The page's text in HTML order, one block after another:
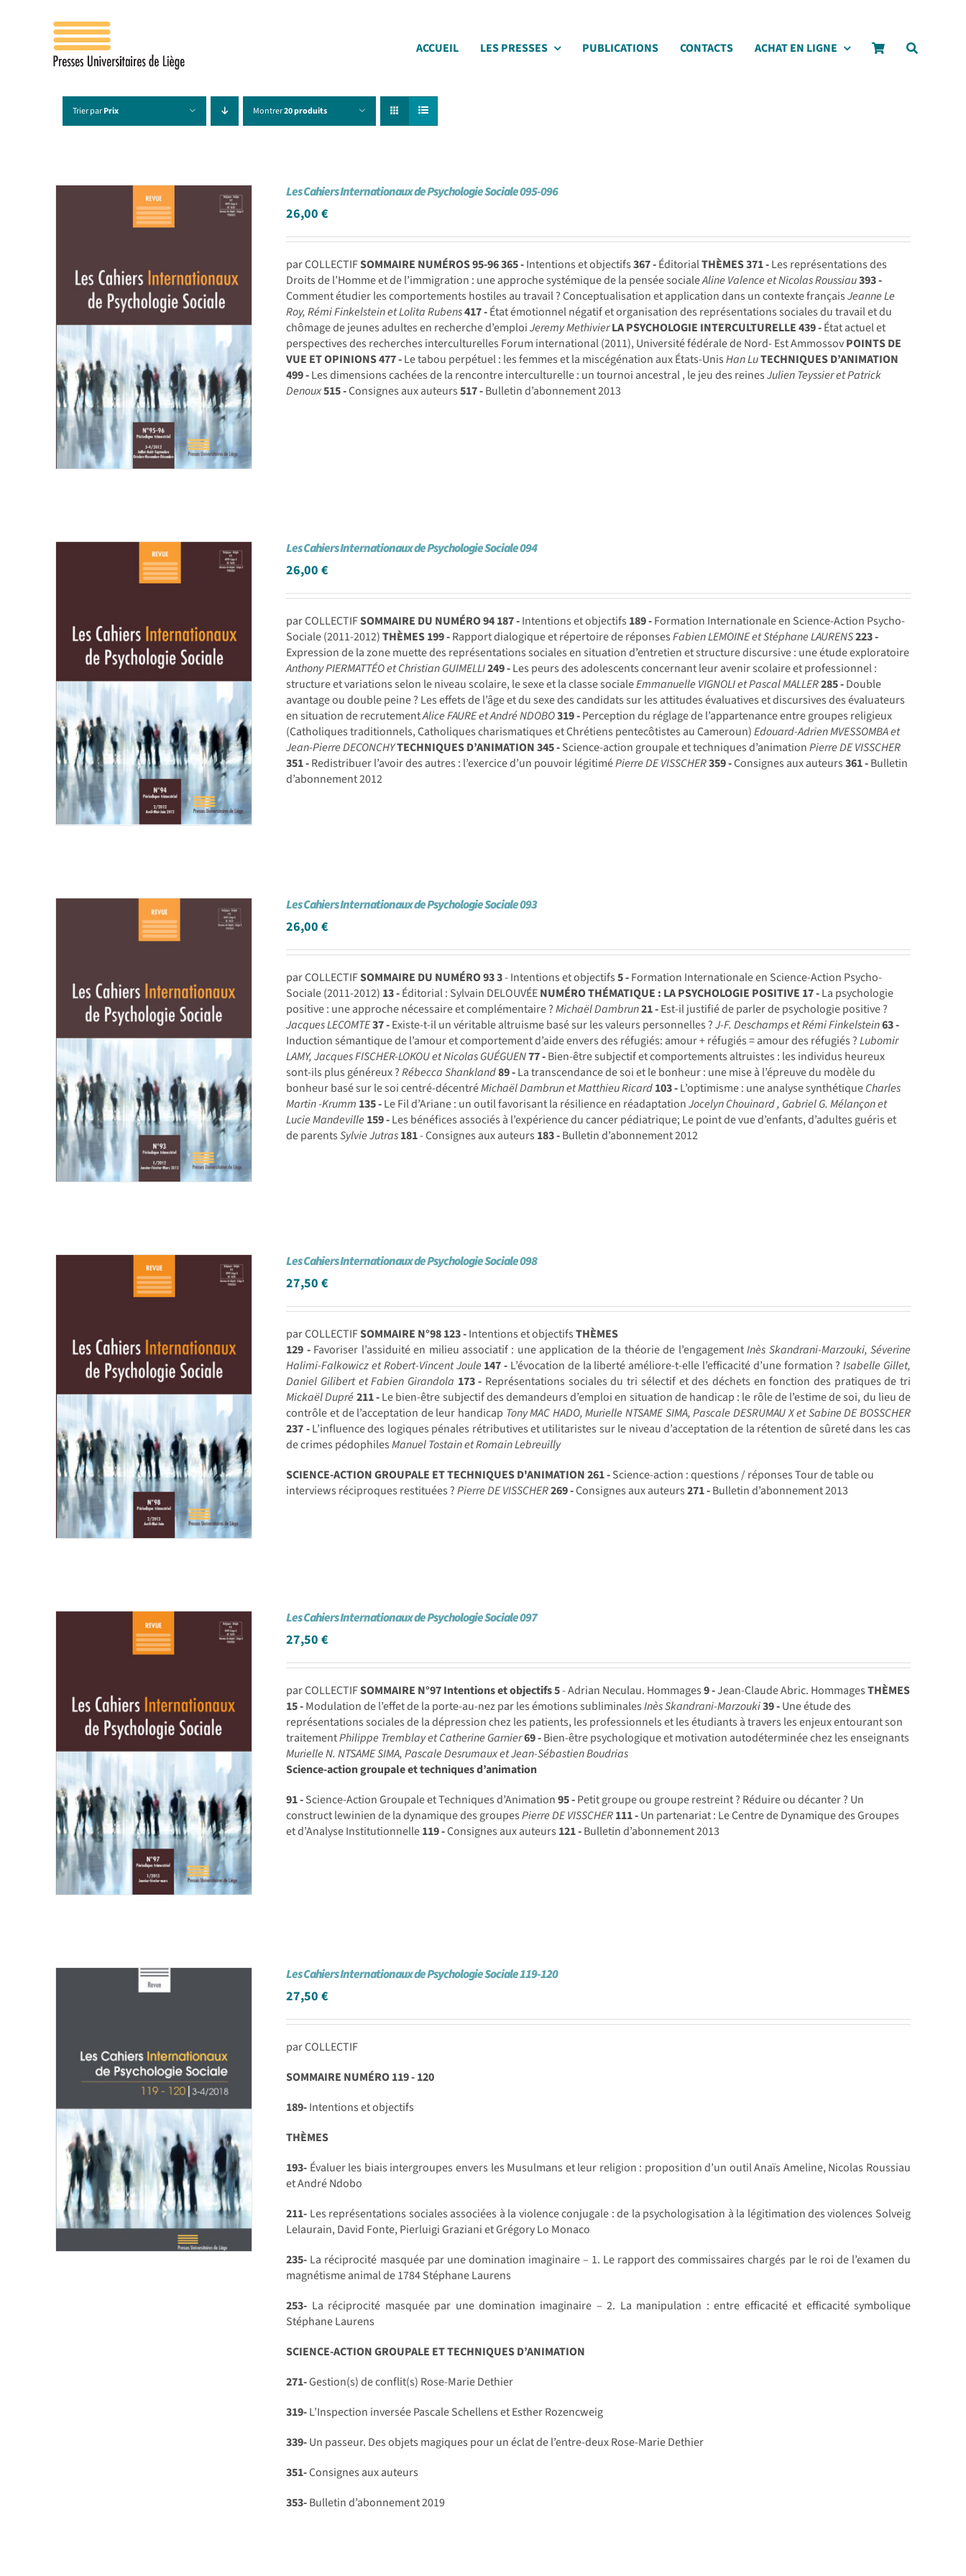
ACCUEIL LES PRESSES PUBLICATIONS CONTACTS ACHAT EN LIGNE
Trier parPrix Montrer20 produits
Les Cahiers Internationaux de Psychologie Sociale 095-096
26,00€
par COLLECTIFSOMMAIRE NUMÉROS 95-96365 -Intentions et objectifs367 -ÉditorialTHÈMES371 -Les représentations des
Droits de l’Homme et de l’immigration : une approche systémique de la pensée socialeAline Valence et Nicolas Roussiau393 -
Comment étudier les comportements hostiles au travail ? Conceptualisation et application dans un contexte françaisJeanne Le
Roy, Rémi Finkelstein et Lolita Rubens417 -État émotionnel négatif et organisation des représentations sociales du travail et du
chômage de jeunes adultes en recherche d’emploiJeremy MethivierLA PSYCHOLOGIE INTERCULTURELLE439 -État actuel et
perspectives des recherches interculturelles Forum international (2011), Université fédérale de Nord- Est AmmossovPOINTS DE
VUE ET OPINIONS477 -Le tabou perpétuel : les femmes et la miscégénation aux États-UnisHan LuTECHNIQUES D’ANIMATION
499 -Les dimensions cachées de la rencontre interculturelle : un tournoi ancestral , le jeu des reinesJulien Teyssier et Patrick
Denoux515 -Consignes aux auteurs517 -Bulletin d’abonnement 2013
Les Cahiers Internationaux de Psychologie Sociale 094
26,00€
par COLLECTIFSOMMAIRE DU NUMÉRO 94187 -Intentions et objectifs 189 -Formation Internationale en Science-Action Psycho-
Sociale (2011-2012)THÈMES199 -Rapport dialogique et répertoire de réponsesFabien LEMOINE et Stéphane LAURENS223 -
Expression de la zone muette des représentations sociales en situation d’entretien et structure discursive : une étude exploratoire
Anthony PIERMATTÉO et Christian GUIMELLI249 -Les peurs des adolescents concernant leur avenir scolaire et professionnel :
structure et variations selon le niveau scolaire, le sexe et la classe socialeEmmanuelle VIGNOLI et Pascal MALLER285 -Double
avantage ou double peine ? Les effets de l’âge et du sexe des candidats sur les attitudes évaluatives et discursives des évaluateurs
en situation de recrutementAlice FAURE et André NDOBO319 -Perception du réglage de l’appartenance entre groupes religieux
(Catholiques traditionnels, Catholiques charismatiques et Chrétiens pentecôtistes au Cameroun)Edouard-Adrien MVESSOMBA et
Jean-Pierre DECONCHYTECHNIQUES D’ANIMATION345 -Science-action groupale et techniques d’animationPierre DE VISSCHER
351 -Redistribuer l’avoir des autres : l’exercice d’un pouvoir légitiméPierre DE VISSCHER359 -Consignes aux auteurs361 -Bulletin
d’abonnement 2012
Les Cahiers Internationaux de Psychologie Sociale 093
26,00€
par COLLECTIFSOMMAIRE DU NUMÉRO 933- Intentions et objectifs5 -Formation Internationale en Science-Action Psycho-
Sociale (2011-2012) 13 -Éditorial : Sylvain DELOUVÉENUMÉRO THÉMATIQUE : LA PSYCHOLOGIE POSITIVE 17 -La psychologie
positive : une approche nécessaire et complémentaire ?Michaël Dambrun21 -Est-il justifié de parler de psychologie positive ?
Jacques LECOMTE37 -Existe-t-il un véritable altruisme basé sur les valeurs personnelles ?J-F. Deschamps et Rémi Finkelstein63 -
Induction sémantique de l’amour et comportement d’aide envers des réfugiés: amour + réfugiés = amour des réfugiés ?Lubomir
LAMY, Jacques FISCHER-LOKOU et Nicolas GUÉGUEN77 -Bien-être subjectif et comportements altruistes : les individus heureux
sont-ils plus généreux ?Rébecca Shankland89 -La transcendance de soi et le bonheur : une mise à l’épreuve du modèle du
bonheur basé sur le soi centré-décentréMichaël Dambrun et Matthieu Ricard103 -L’optimisme : une analyse synthétiqueCharles
Martin -Krumm 135 -Le Fil d’Ariane : un outil favorisant la résilience en réadaptationJocelyn Chouinard , Gabriel G. Mélançon et
Lucie Mandeville 159 -Les bénéfices associés à l’expérience du cancer pédiatrique; Le point de vue d’enfants, d’adultes guéris et
de parentsSylvie Jutras181- Consignes aux auteurs 183 -Bulletin d’abonnement 2012
Les Cahiers Internationaux de Psychologie Sociale 098
27,50€
par COLLECTIFSOMMAIRE N°98123 -Intentions et objectifsTHÈMES
129 -Favoriser l’assiduité en milieu associatif : une application de la théorie de l’engagementInès Skandrani-Marzouki, Séverine
Halimi-Falkowicz et Robert-Vincent Joule 147 - L’évocation de la liberté améliore-t-elle l’efficacité d’une formation ?Isabelle Gillet,
Daniel Gilibert et Fabien Girandola 173 - Représentations sociales du tri sélectif et des déchets en fonction des pratiques de tri
Mickaël Dupré211 -Le bien-être subjectif des demandeurs d’emploi en situation de handicap : le rôle de l’estime de soi, du lieu de
contrôle et de l’acceptation de leur handicap Tony MAC HADO, Murielle NTSAME SIMA, Pascale DESRUMAU X et Sabine DE BOSSCHER
237 -L’influence des logiques pénales rétributives et utilitaristes sur le niveau d’acceptation de la rétention de sûreté dans les cas
de crimes pédophilesManuel Tostain et Romain Lebreuilly
SCIENCE-ACTION GROUPALE ET TECHNIQUES D'ANIMATION261 -Science-action : questions / réponses Tour de table ou
interviews réciproques restituées ?Pierre DE VISSCHER269 -Consignes aux auteurs271 -Bulletin d’abonnement 2013
Les Cahiers Internationaux de Psychologie Sociale 097
27,50€
par COLLECTIFSOMMAIRE N°97Intentions et objectifs5- Adrian Neculau. Hommages9 -Jean-Claude Abric. HommagesTHÈMES
15 -Modulation de l’effet de la porte-au-nez par les émotions subliminalesInès Skandrani-Marzouki39 -Une étude des
représentations sociales de la dépression chez les patients, les professionnels et les étudiants à travers les enjeux entourant son
traitementPhilippe Tremblay et Catherine Garnier69 -Bien-être psychologique et motivation autodéterminée chez les enseignants
Murielle N. NTSAME SIMA, Pascale Desrumaux et Jean-Sébastien Boudrias
Science-action groupale et techniques d’animation
91 -Science-Action Groupale et Techniques d’Animation95 -Petit groupe ou groupe restreint ? Réduire ou décanter ? Un
construct lewinien de la dynamique des groupesPierre DE VISSCHER111 -Un partenariat : Le Centre de Dynamique des Groupes
et d’Analyse Institutionnelle119 -Consignes aux auteurs 121 -Bulletin d’abonnement 2013
Les Cahiers Internationaux de Psychologie Sociale 119-120
27,50€
par COLLECTIF
SOMMAIRE NUMÉRO 119 - 120
189-Intentions et objectifs
THÈMES
193- Évaluer les biais intergroupes envers les Musulmans et leur religion : proposition d’un outil Anaïs Ameline, Nicolas Roussiau
et André Ndobo
211- Les représentations sociales associées à la violence conjugale : de la psychologisation à la légitimation des violences Solveig
Lelaurain, David Fonte, Pierluigi Graziani et Grégory Lo Monaco
235- La réciprocité masquée par une domination imaginaire – 1. Le rapport des commissaires chargés par le roi de l’examen du
magnétisme animal de 1784 Stéphane Laurens
253- La réciprocité masquée par une domination imaginaire – 2. La manipulation : entre efficacité et efficacité symbolique
Stéphane Laurens
SCIENCE-ACTION GROUPALE ET TECHNIQUES D’ANIMATION
271-Gestion(s) de conflit(s) Rose-Marie Dethier
319-L’Inspection inversée Pascale Schellens et Esther Rozencweig
339-Un passeur. Des objets magiques pour un éclat de l’entre-deux Rose-Marie Dethier
351-Consignes aux auteurs
353-Bulletin d’abonnement 2019